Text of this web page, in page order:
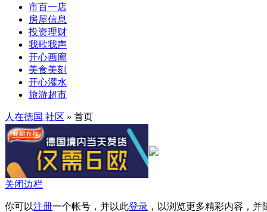
市百一店
房屋信息
投资理财
我歌我声
开心画廊
美食美刻
开心灌水
旅游超市
人在德国 社区 » 首页
关闭边栏
你可以注册一个帐号，并以此登录 ，以浏览更多精彩内容，